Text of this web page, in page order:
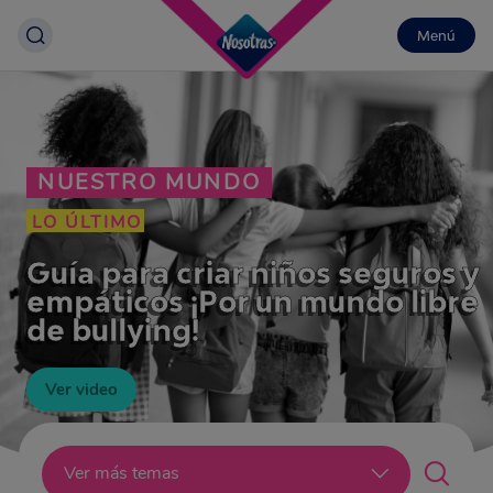
Menú
NUESTRO MUNDO
LO ÚLTIMO
Guía para criar niños seguros y
empáticos ¡Por un mundo libre
de bullying!
Ver video
Ver más temas
Lo último